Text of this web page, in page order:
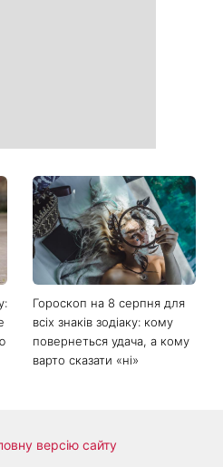
Погода різко зміниться на
вихідних: у яких областях
України вдарять зливи з
градом